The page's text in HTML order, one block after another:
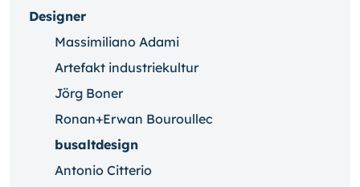
Designer
Massimiliano Adami
Artefakt industriekultur
Jörg Boner
Ronan+Erwan Bouroullec
busaltdesign
Antonio Citterio